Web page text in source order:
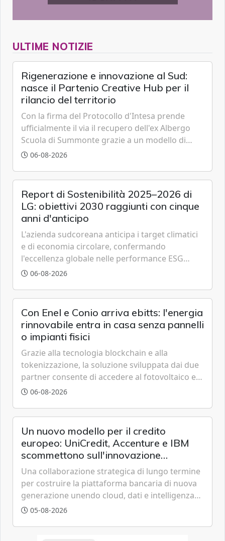
ULTIME NOTIZIE
Rigenerazione e innovazione al Sud:
nasce il Partenio Creative Hub per il
rilancio del territorio
Con la firma del Protocollo d'Intesa prende
ufficialmente il via il recupero dell'ex Albergo
Scuola di Summonte grazie a un modello di
partenariato pubblico-privato e a una rete di
06-08-2026
Report di Sostenibilità 2025–2026 di
LG: obiettivi 2030 raggiunti con cinque
anni d'anticipo
L'azienda sudcoreana anticipa i target climatici
e di economia circolare, confermando
l'eccellenza globale nelle performance ESG
grazie a innovazione, accessibilità e governance
06-08-2026
Con Enel e Conio arriva ebitts: l'energia
rinnovabile entra in casa senza pannelli
o impianti fisici
Grazie alla tecnologia blockchain e alla
tokenizzazione, la soluzione sviluppata dai due
partner consente di accedere al fotovoltaico e
all'eolico ottenendo risparmi diretti in bolletta,
06-08-2026
Un nuovo modello per il credito
europeo: UniCredit, Accenture e IBM
scommettono sull'innovazione
tecnologica
Una collaborazione strategica di lungo termine
per costruire la piattaforma bancaria di nuova
generazione unendo cloud, dati e intelligenza
artificiale.
05-08-2026